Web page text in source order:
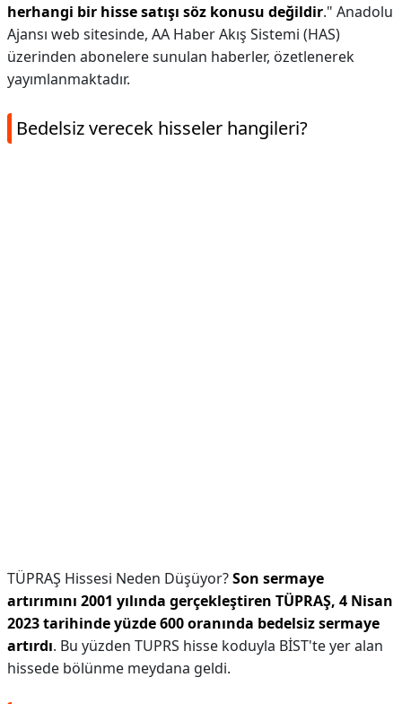
herhangi bir hisse satışı söz konusu değildir." Anadolu
Ajansı web sitesinde, AA Haber Akış Sistemi (HAS)
üzerinden abonelere sunulan haberler, özetlenerek
yayımlanmaktadır.
Bedelsiz verecek hisseler hangileri?
TÜPRAŞ Hissesi Neden Düşüyor?Son sermaye
artırımını 2001 yılında gerçekleştiren TÜPRAŞ, 4 Nisan
2023 tarihinde yüzde 600 oranında bedelsiz sermaye
artırdı. Bu yüzden TUPRS hisse koduyla BİST'te yer alan
hissede bölünme meydana geldi.